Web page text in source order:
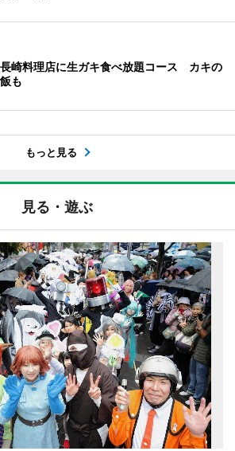
崎料理店に生ガキ食べ放題コース カキの
も
もっと見る
見る・遊ぶ